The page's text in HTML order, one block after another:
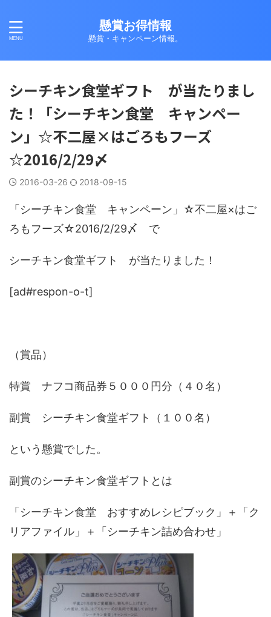
懸賞お得情報
懸賞・キャンペーン情報。
シーチキン食堂ギフト が当たりまし
た！「シーチキン食堂 キャンペー
ン」☆不二屋×はごろもフーズ
☆2016/2/29〆
2016-03-26 2018-09-15
「シーチキン食堂 キャンペーン」☆不二屋×はご
ろもフーズ☆2016/2/29〆 で
シーチキン食堂ギフト が当たりました！
[ad#respon-o-t]
（賞品）
特賞 ナフコ商品券５０００円分（４０名）
副賞 シーチキン食堂ギフト（１００名）
という懸賞でした。
副賞のシーチキン食堂ギフトとは
「シーチキン食堂 おすすめレシピブック」＋「ク
リアファイル」＋「シーチキン詰め合わせ」